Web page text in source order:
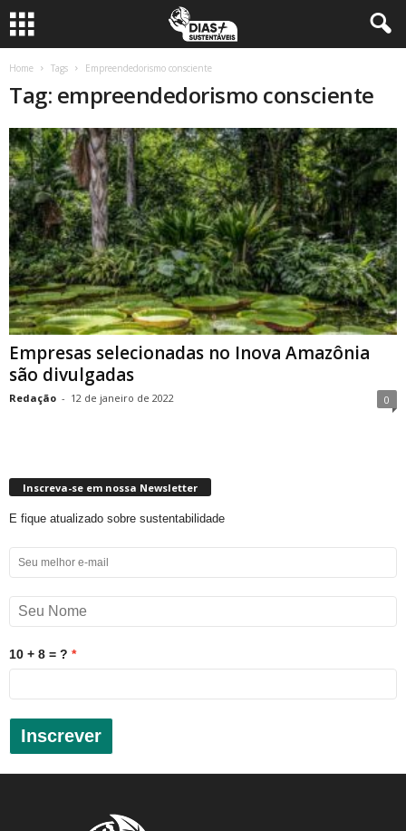
Home Tags Empreendedorismo consciente
Tag: empreendedorismo consciente
Empresas selecionadas no Inova Amazônia
são divulgadas
Redação - 12 de janeiro de 2022 0
Inscreva-se em nossa Newsletter
E fique atualizado sobre sustentabilidade
10 + 8 = ?
Inscrever